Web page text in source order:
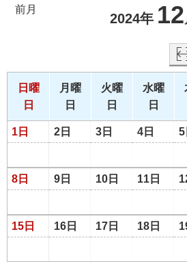
前月
2024年 12
日曜
日
月曜
日
火曜
日
水曜
日
1日 2日 3日 4日 5
8日 9日 10日 11日
15日 16日 17日 18日